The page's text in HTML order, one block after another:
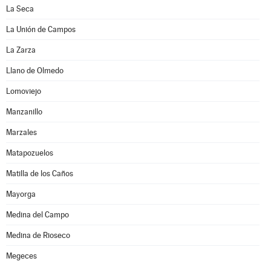
La Seca
La Unión de Campos
La Zarza
Llano de Olmedo
Lomoviejo
Manzanillo
Marzales
Matapozuelos
Matilla de los Caños
Mayorga
Medina del Campo
Medina de Rioseco
Megeces